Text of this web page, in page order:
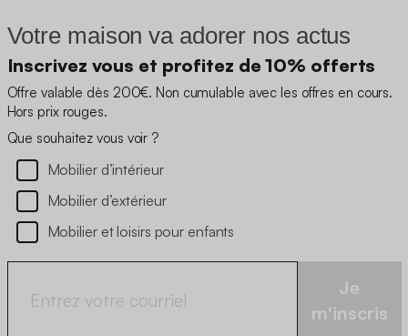
Votre maison va adorer nos actus
Inscrivez vous et profitez de 10% offerts
Offre valable dès 200€. Non cumulable avec les offres en cours.
Hors prix rouges.
Que souhaitez vous voir ?
Mobilier d’intérieur
Mobilier d’extérieur
Mobilier et loisirs pour enfants
Je
m'inscris